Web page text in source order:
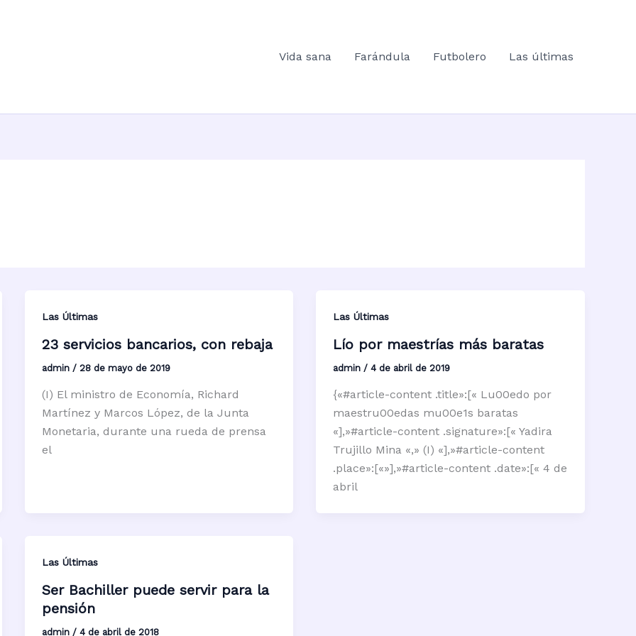
Vida sana
Farándula Futbolero Las últimas
Las Últimas
23 servicios bancarios, con rebaja
admin / 28 de mayo de 2019
(I) El ministro de Economía, Richard
Martínez y Marcos López, de la Junta
Monetaria, durante una rueda de prensa
el
Las Últimas
Lío por maestrías más baratas
admin /4 de abril de 2019
{«#article-content .title»:[« Lu00edo por
maestru00edas mu00e1s baratas
«],»#article-content .signature»:[« Yadira
Trujillo Mina «,» (I) «],»#article-content
.place»:[«»],»#article-content .date»:[« 4 de
abril
Las Últimas
Ser Bachiller puede servir para la
pensión
admin / 4 de abril de 2018